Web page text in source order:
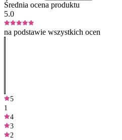
Średnia ocena produktu
5.0
na podstawie wszystkich ocen
5
1
4
3
2